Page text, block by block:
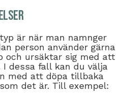
är när man namnger
person använder gärna
och ursäktar sig med att
I dessa fall kan du välja
med att döpa tillbaka
det är. Till exempel: